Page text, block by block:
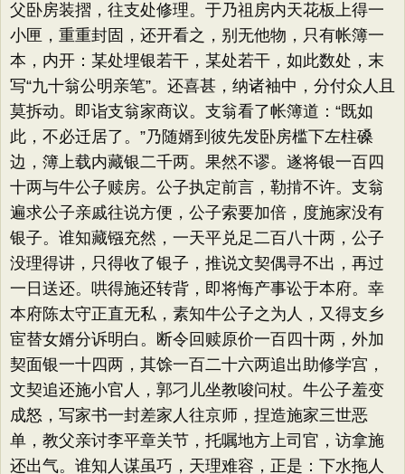
父卧房装摺，往支处修理。于乃祖房内天花板上得一
小匣，重重封固，还开看之，别无他物，只有帐簿一
本，内开：某处埋银若干，某处若干，如此数处，末
写“九十翁公明亲笔”​。还喜甚，纳诸袖中，分付众人且
莫拆动。即诣支翁家商议。支翁看了帐簿道：​“既如
此，不必迁居了。​”乃随婿到彼先发卧房槛下左柱磉
边，簿上载内藏银二千两。果然不谬。遂将银一百四
十两与牛公子赎房。公子执定前言，勒掯不许。支翁
遍求公子亲戚往说方便，公子索要加倍，度施家没有
银子。谁知藏镪充然，一天平兑足二百八十两，公子
没理得讲，只得收了银子，推说文契偶寻不出，再过
一日送还。哄得施还转背，即将悔产事讼于本府。幸
本府陈太守正直无私，素知牛公子之为人，又得支乡
宦替女婿分诉明白。断令回赎原价一百四十两，外加
契面银一十四两，其馀一百二十六两追出助修学宫，
文契追还施小官人，郭刁儿坐教唆问杖。牛公子羞变
成怒，写家书一封差家人往京师，捏造施家三世恶
单，教父亲讨李平章关节，托嘱地方上司官，访拿施
还出气。谁知人谋虽巧，天理难容，正是：下水拖人